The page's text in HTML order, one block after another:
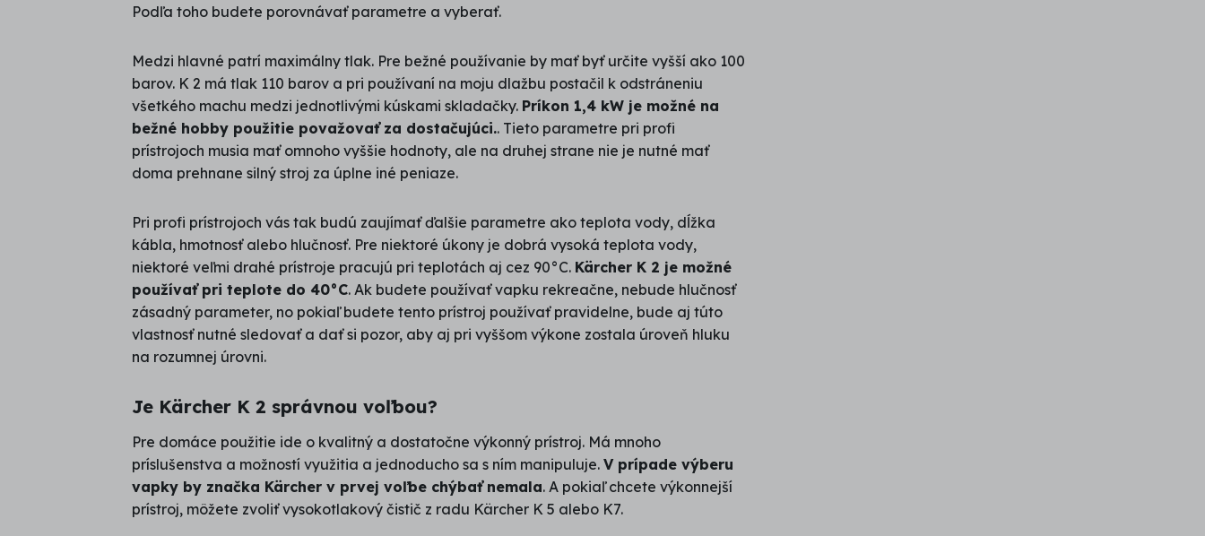
Podľa toho budete porovnávať parametre a vyberať.
Medzi hlavné patrí maximálny tlak. Pre bežné používanie by mať byť určite vyšší ako 100
barov. K 2 má tlak 110 barov a pri používaní na moju dlažbu postačil k odstráneniu
všetkého machu medzi jednotlivými kúskami skladačky. Príkon 1,4 kW je možné na
bežné hobby použitie považovať za dostačujúci.. Tieto parametre pri profi
prístrojoch musia mať omnoho vyššie hodnoty, ale na druhej strane nie je nutné mať
doma prehnane silný stroj za úplne iné peniaze.
Pri profi prístrojoch vás tak budú zaujímať ďalšie parametre ako teplota vody, dĺžka
kábla, hmotnosť alebo hlučnosť. Pre niektoré úkony je dobrá vysoká teplota vody,
niektoré veľmi drahé prístroje pracujú pri teplotách aj cez 90°C. Kärcher K 2 je možné
používať pri teplote do 40°C. Ak budete používať vapku rekreačne, nebude hlučnosť
zásadný parameter, no pokiaľ budete tento prístroj používať pravidelne, bude aj túto
vlastnosť nutné sledovať a dať si pozor, aby aj pri vyššom výkone zostala úroveň hluku
na rozumnej úrovni.
Je Kärcher K 2 správnou voľbou?
Pre domáce použitie ide o kvalitný a dostatočne výkonný prístroj. Má mnoho
príslušenstva a možností využitia a jednoducho sa s ním manipuluje. V prípade výberu
vapky by značka Kärcher v prvej voľbe chýbať nemala. A pokiaľ chcete výkonnejší
prístroj, môžete zvoliť vysokotlakový čistič z radu Kärcher K 5 alebo K7.